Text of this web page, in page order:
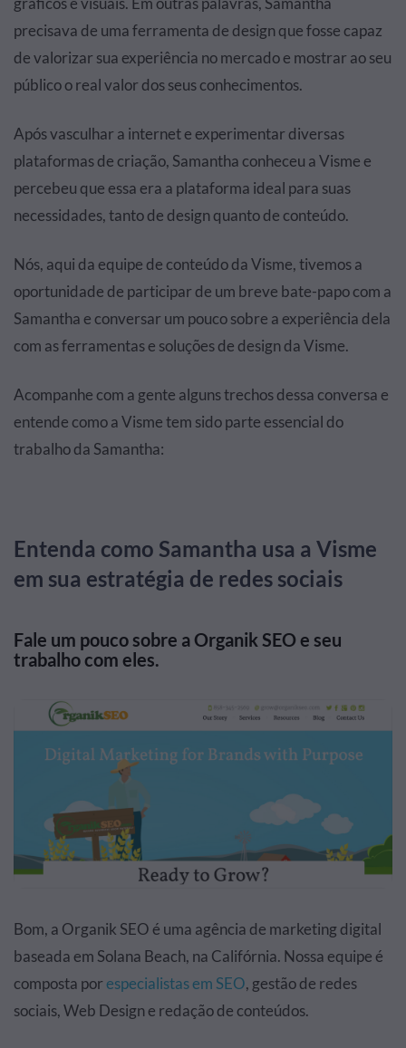
precisava de uma ferramenta de design que fosse capaz
de valorizar sua experiência no mercado e mostrar ao seu
público o real valor dos seus conhecimentos.
Após vasculhar a internet e experimentar diversas
plataformas de criação, Samantha conheceu a Visme e
percebeu que essa era a plataforma ideal para suas
necessidades, tanto de design quanto de conteúdo.
Nós, aqui da equipe de conteúdo da Visme, tivemos a
oportunidade de participar de um breve bate-papo com a
Samantha e conversar um pouco sobre a experiência dela
com as ferramentas e soluções de design da Visme.
Acompanhe com a gente alguns trechos dessa conversa e
entende como a Visme tem sido parte essencial do
trabalho da Samantha:
Entenda como Samantha usa a Visme
em sua estratégia de redes sociais
Fale um pouco sobre a Organik SEO e seu
trabalho com eles.
Bom, a Organik SEO é uma agência de marketing digital
baseada em Solana Beach, na Califórnia. Nossa equipe é
composta porespecialistas em SEO, gestão de redes
sociais, Web Design e redação de conteúdos.